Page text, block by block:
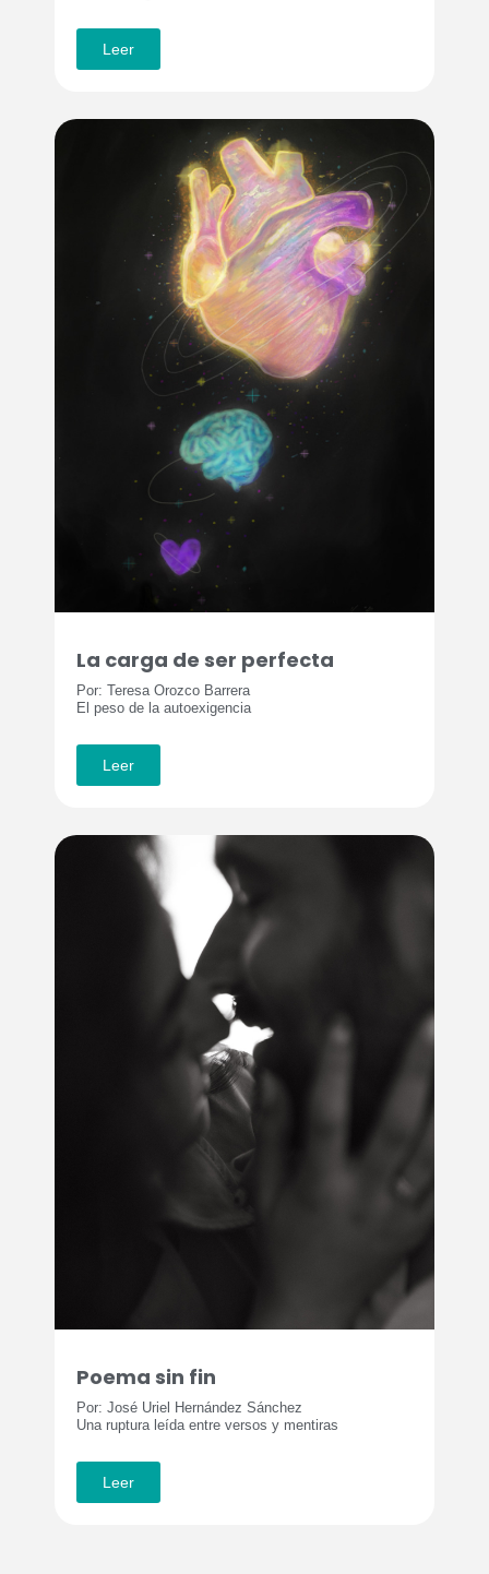
Leer
La carga de ser perfecta
Por: Teresa Orozco Barrera
El peso de la autoexigencia
Leer
Poema sin fin
Por: José Uriel Hernández Sánchez
Una ruptura leída entre versos y mentiras
Leer